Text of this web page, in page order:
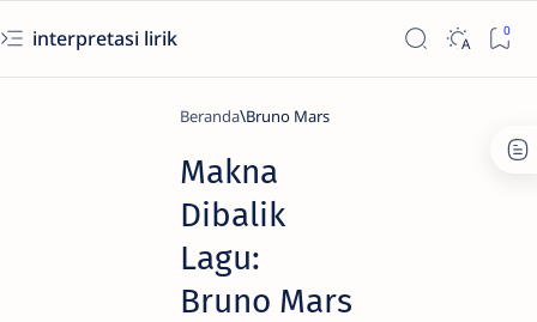
interpretasi lirik
Beranda Bruno Mars
Makna
Dibalik
Lagu:
Bruno Mars